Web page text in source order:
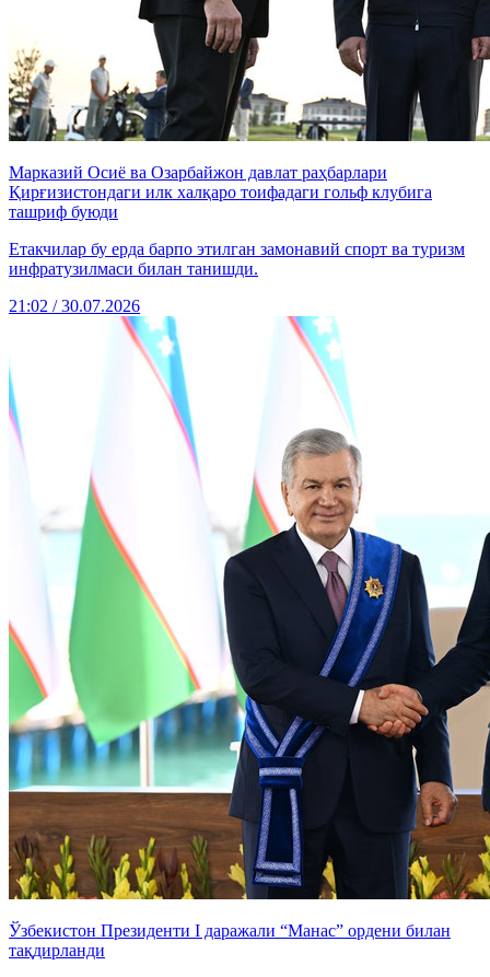
Марказий Осиё ва Озарбайжон давлат раҳбарлари
Қирғизистондаги илк халқаро тоифадаги гольф клубига
ташриф буюди
Етакчилар бу ерда барпо этилган замонавий спорт ва туризм
инфратузилмаси билан танишди.
21:02 / 30.07.2026
Ўзбекистон Президенти I даражали “Манас” ордени билан
тақдирланди